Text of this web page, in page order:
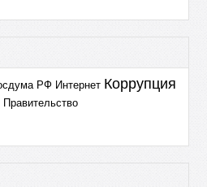
РФ Интернет Коррупция
Правительство